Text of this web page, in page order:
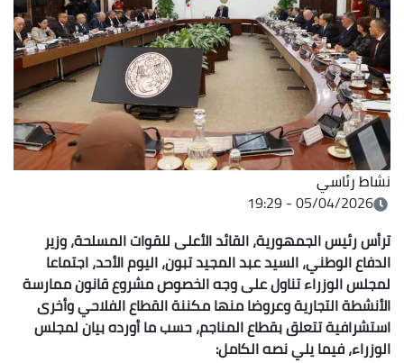
نشاط رئاسي
05/04/2026 - 19:29
ترأس رئيس الجمهورية، القائد الأعلى للقوات المسلحة، وزير
الدفاع الوطني، السيد عبد المجيد تبون، اليوم الأحد، اجتماعا
لمجلس الوزراء تناول على وجه الخصوص مشروع قانون ممارسة
الأنشطة التجارية وعروضا منها مكننة القطاع الفلاحي وأخرى
استشرافية تتعلق بقطاع المناجم، حسب ما أورده بيان لمجلس
الوزراء، فيما يلي نصه الكامل: